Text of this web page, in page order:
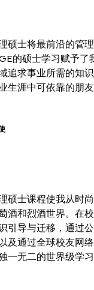
硕士将最前沿的管理
的硕士学习赋予了
追求事业所需的知识
生涯中可依靠的朋友
硕士课程使我从时尚
酒和烈酒世界。在校
引导与迁移，通过公
及通过全球校友网络
一无二的世界级学习